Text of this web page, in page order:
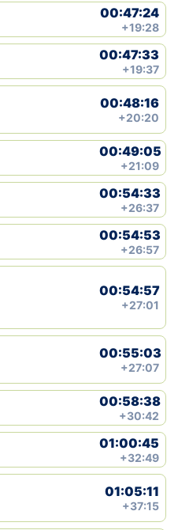
00:47:24
+19:28
00:47:33
+19:37
00:48:16
+20:20
00:49:05
+21:09
00:54:33
+26:37
00:54:53
+26:57
00:54:57
+27:01
00:55:03
+27:07
00:58:38
+30:42
01:00:45
+32:49
01:05:11
+37:15